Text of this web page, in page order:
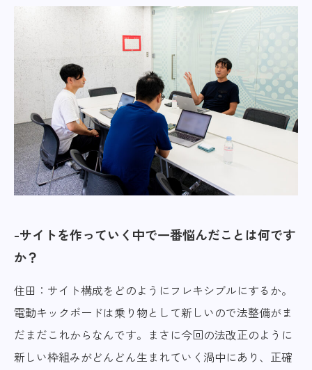
サイトを作っていく中で一番悩んだことは何です
か？
住田：サイト構成をどのようにフレキシブルにするか。
電動キックボードは乗り物として新しいので法整備がま
だまだこれからなんです。まさに今回の法改正のように
新しい枠組みがどんどん生まれていく渦中にあり、正確